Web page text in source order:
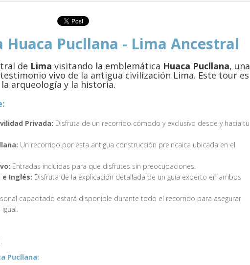
Pucllana - Lima Ancestral
de Lima visitando la emblemática Huaca Pucllana, una
vivo de la antigua civilización Lima. Este tour es
arqueología y la historia.
Privada: Disfruta de un recorrido cómodo y exclusivo desde y hacia tu
Un recorrido por esta antigua construcción preincaica ubicada en el
Entradas incluidas para que disfrutes sin preocupaciones.
e Inglés: Disfruta de la explicación detallada de un guía experto en ambos
capacitado estará disponible durante todo el recorrido para asegurar
Pucllana: